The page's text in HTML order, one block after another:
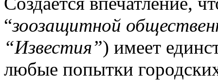
“зоозащитной
“Известия”) имеет
любые попытки